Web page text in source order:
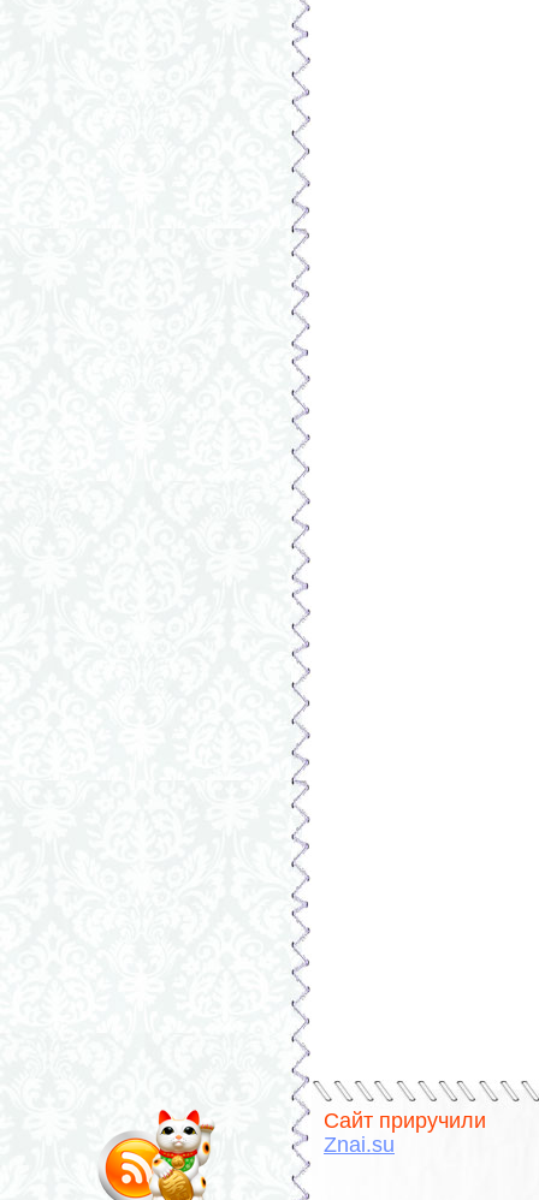
Сайт приручили
Znai.su